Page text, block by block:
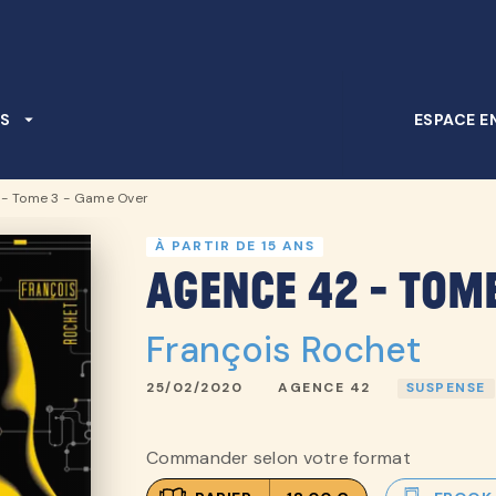
arrow_drop_down ESPACE
Tome 3 - Game Over
À PARTIR DE 15 ANS
Agence 42 -
François Rochet
25/02/2020 AGENCE 42 SUSPENSE
Commander selon votre format